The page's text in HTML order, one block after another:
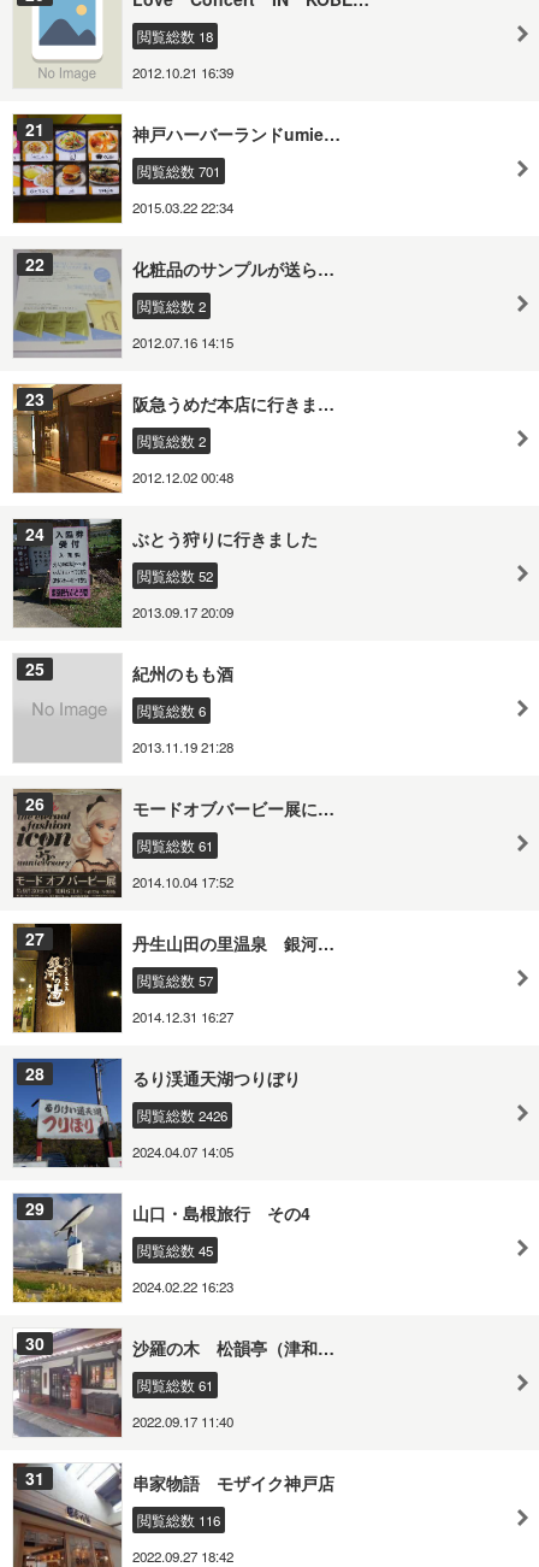
閲覧総数 18
2012.10.21 16:39
21 神戸ハーバーランドumie…
閲覧総数 701
2015.03.22 22:34
22 化粧品のサンプルが送ら…
閲覧総数 2
2012.07.16 14:15
23 阪急うめだ本店に行きま…
閲覧総数 2
2012.12.02 00:48
24 ぶとう狩りに行きました
閲覧総数 52
2013.09.17 20:09
25 紀州のもも酒
閲覧総数 6
2013.11.19 21:28
26 モードオブバービー展に…
閲覧総数 61
2014.10.04 17:52
27 丹生山田の里温泉 銀河…
閲覧総数 57
2014.12.31 16:27
28 るり渓通天湖つりぼり
閲覧総数 2426
2024.04.07 14:05
29 山口・島根旅行 その4
閲覧総数 45
2024.02.22 16:23
30 沙羅の木 松韻亭（津和…
閲覧総数 61
2022.09.17 11:40
31 串家物語 モザイク神戸店
閲覧総数 116
2022.09.27 18:42